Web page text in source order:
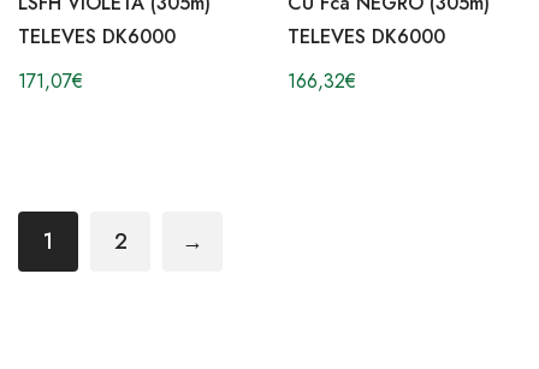
TELEVES DK6000
171,07€
TELEVES DK6000
166,32€
1 2 →